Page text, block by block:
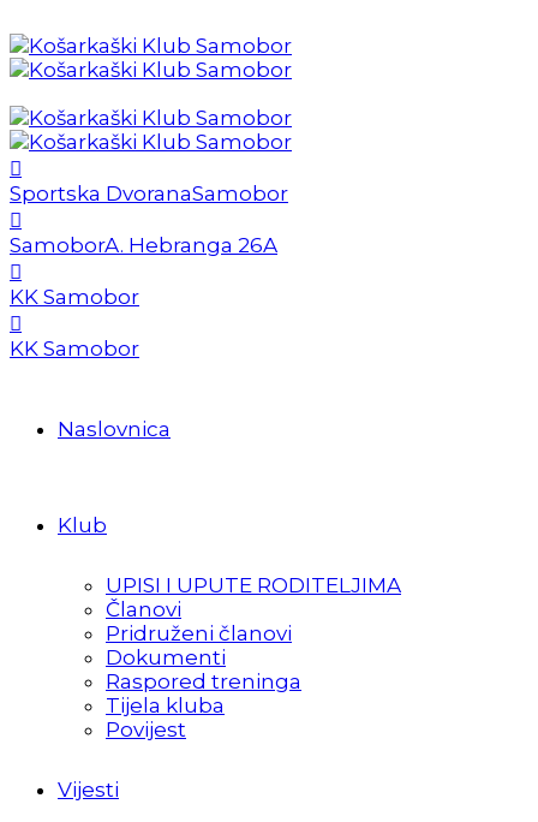
Sportska DvoranaSamobor
SamoborA. Hebranga 26A
KK Samobor
KK Samobor
Naslovnica
Klub
UPISI I UPUTE RODITELJIMA
Članovi
Pridruženi članovi
Dokumenti
Raspored treninga
Tijela kluba
Povijest
Vijesti